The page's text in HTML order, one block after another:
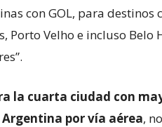
con GOL, para destinos
Porto Velho e incluso Belo
la cuarta ciudad con
por vía aérea,